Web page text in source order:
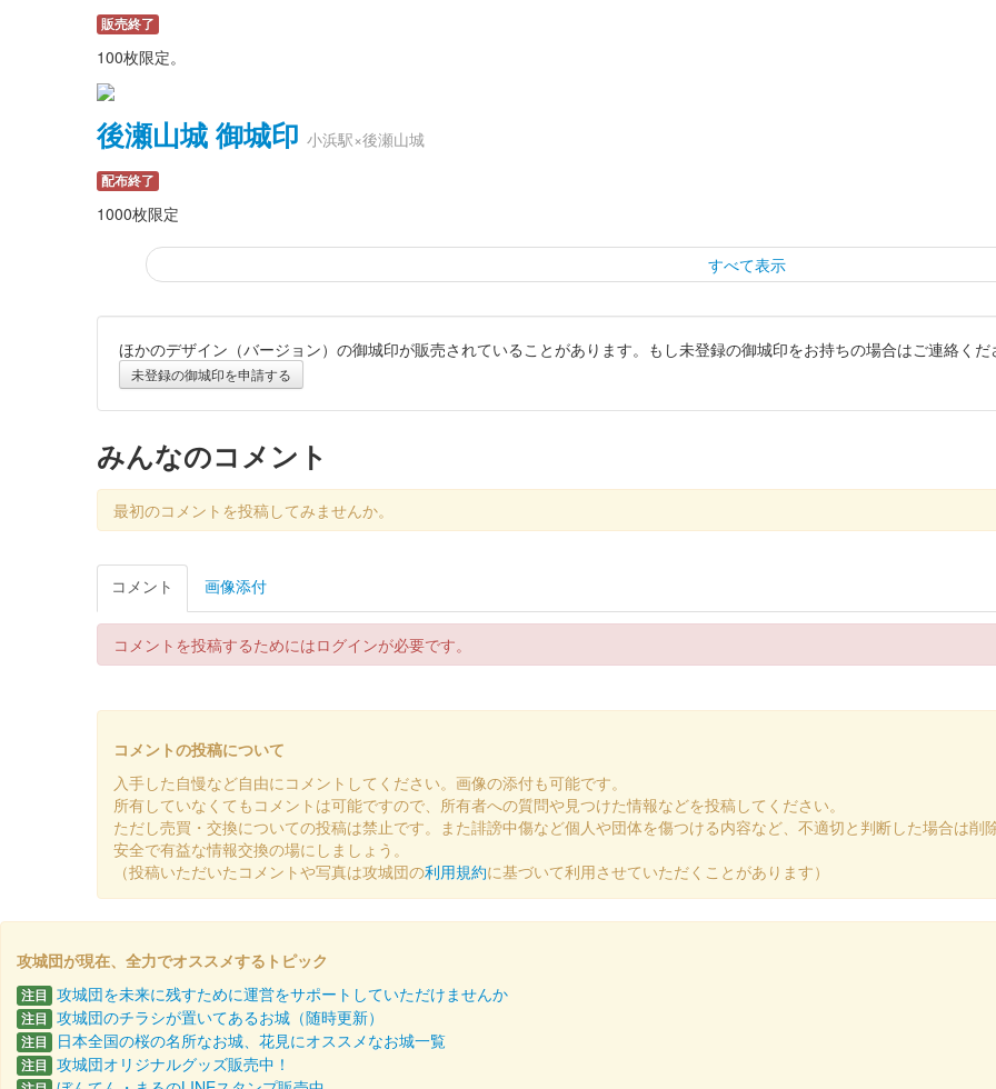
販売終了
100枚限定。
後瀬山城 御城印 小浜駅×後瀬山城
配布終了
1000枚限定
すべて表示
後瀬山城 御城印 小浜駅×後瀬山城
配布終了
1000枚限定
後瀬山城 御城印 令和6年 桜限定版
販売終了
100枚限定
後瀬山城 御城印
若狭和紙を使用した御城印。200枚限定。
後瀬山城 御城印 小浜駅×後瀬山城
配布終了
1000枚限定
後瀬山城 御城印 桜バージョン（令和5年版）
販売終了
若狭和紙を使用した御城印。桜文様のはんこを1枚ずつ手押し。数量限定販売。
ほかのデザイン（バージョン）の御城印が販売されていることがあります。もし未登録の御城印をお持ちの場合はご連絡くだ
未登録の御城印を申請する
みんなのコメント
最初のコメントを投稿してみませんか。
コメント 画像添付
コメントを投稿するためにはログインが必要です。
コメントの投稿について
入手した自慢など自由にコメントしてください。画像の添付も可能です。
所有していなくてもコメントは可能ですので、所有者への質問や見つけた情報などを投稿してください。
ただし売買・交換についての投稿は禁止です。また誹謗中傷など個人や団体を傷つける内容など、不適切と判断した場合は削
安全で有益な情報交換の場にしましょう。
（投稿いただいたコメントや写真は攻城団の利用規約に基づいて利用させていただくことがあります）
攻城団が現在、全力でオススメするトピック
注目 攻城団を未来に残すために運営をサポートしていただけませんか
注目 攻城団のチラシが置いてあるお城（随時更新）
注目 日本全国の桜の名所なお城、花見にオススメなお城一覧
注目 攻城団オリジナルグッズ販売中！